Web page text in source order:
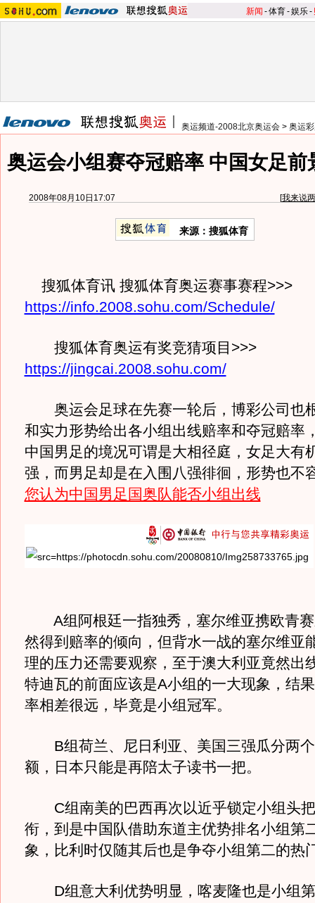
新闻 -体育-娱乐-
奥运频道-2008北京奥运会 > 奥运
奥运会小组赛夺冠赔率 中国女足前
2008年08月10日17:07 [我来说
来源：搜狐体育
搜狐体育讯 搜狐体育奥运赛事赛程>>>
https://info.2008.sohu.com/Schedule/
搜狐体育奥运有奖竞猜项目>>>
https://jingcai.2008.sohu.com/
奥运会足球在先赛一轮后，博彩公司也
和实力形势给出各小组出线赔率和夺冠赔率
中国男足的境况可谓是大相径庭，女足大有
强，而男足却是在入围八强徘徊，形势也不
您认为中国男足国奥队能否小组出线
A组阿根廷一指独秀，塞尔维亚携欧青赛
然得到赔率的倾向，但背水一战的塞尔维亚
理的压力还需要观察，至于澳大利亚竟然出
特迪瓦的前面应该是A小组的一大现象，结
率相差很远，毕竟是小组冠军。
B组荷兰、尼日利亚、美国三强瓜分两个
额，日本只能是再陪太子读书一把。
C组南美的巴西再次以近乎锁定小组头
衔，到是中国队借助东道主优势排名小组第
象，比利时仅随其后也是争夺小组第二的热
D组意大利优势明显，喀麦隆也是小组